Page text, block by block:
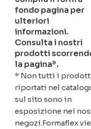
fondo pagina per
ulteriori
informazioni.
Consulta i nostri
prodotti
la pagina*.
* Non tutti i
riportati nel
sul sito sono in
esposizione nei
negozi.Formaflex